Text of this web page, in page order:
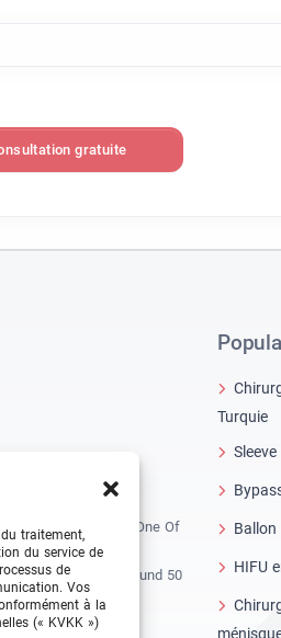
traitement,
du service de
de
Vos
à la
(« KVKK »)
gratuite
In 1988, And Is One Of
And Turkey.
In Istanbul, With Around 50
Trained Medical
Day By Day.
Turquie
Ballon
HIFU